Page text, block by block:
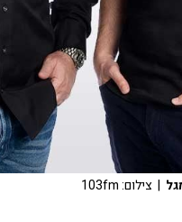
| צילום: 103fm